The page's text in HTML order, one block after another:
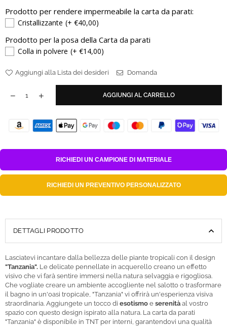
Prodotto per rendere impermeabile la carta da parati:
Cristallizzante (+ €40,00)
Prodotto per la posa della Carta da parati
Colla in polvere (+ €14,00)
Aggiungi alla Lista dei desideri Domanda
AGGIUNGI AL CARRELLO
RICHIEDI UN CAMPIONE DI MATERIALE
RICHIEDI UN PREVENTIVO PERSONALIZZATO
DETTAGLI PRODOTTO
Lasciatevi incantare dalla bellezza delle piante tropicali con il design
"Tanzania". Le delicate pennellate in acquerello creano un effetto
visivo che vi farà sentire immersi nella natura selvaggia e rigogliosa.
Che vogliate creare un ambiente accogliente nel salotto o trasformare
il bagno in un'oasi tropicale, "Tanzania" vi offrirà un'esperienza visiva
straordinaria. Aggiungete un tocco di esotismo e serenità al vostro
spazio con questo design ispirato alla natura. La carta da parati
"Tanzania" è disponibile in TNT per interni, garantendovi una qualità